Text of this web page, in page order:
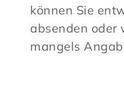
können Sie
absenden oder
mangels